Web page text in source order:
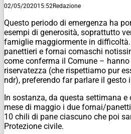
02/05/202015:52Redazione
Questo periodo di emergenza ha
esempi di generosità, soprattutto
famiglie maggiormente in
panettieri e fornai comaschi
come conferma il Comune –
riservatezza (che rispettiamo pur
ndr), preferendo far parlare il gesto
In sostanza, da questa settimana
mese di maggio i due fornai/
10 chili di pane ciascuno che poi
Protezione civile.